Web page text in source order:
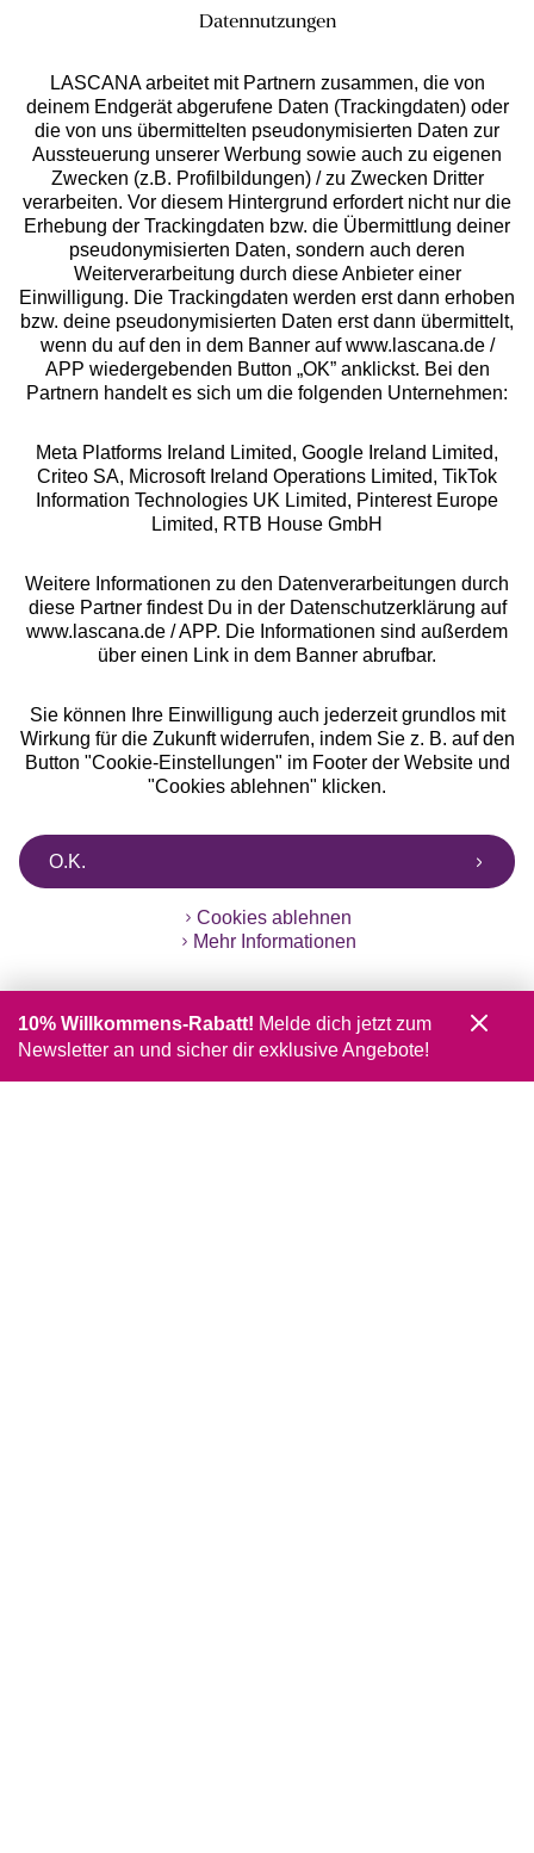
Services
Beratung
Über uns
Rechtliches
Alle Preise inkl. MwSt., zzgl.
Versandkosten
** Bonität vorausgesetzt, berechtigt zur Bonitätsprüfung
Datennutzungen
LASCANA arbeitet mit Partnern zusammen, die von
deinem Endgerät abgerufene Daten (Trackingdaten) oder
die von uns übermittelten pseudonymisierten Daten zur
Aussteuerung unserer Werbung sowie auch zu eigenen
Zwecken (z.B. Profilbildungen) / zu Zwecken Dritter
verarbeiten. Vor diesem Hintergrund erfordert nicht nur die
Erhebung der Trackingdaten bzw. die Übermittlung deiner
pseudonymisierten Daten, sondern auch deren
Weiterverarbeitung durch diese Anbieter einer
Einwilligung. Die Trackingdaten werden erst dann erhoben
bzw. deine pseudonymisierten Daten erst dann übermittelt,
wenn du auf den in dem Banner auf www.lascana.de /
APP wiedergebenden Button „OK” anklickst. Bei den
Partnern handelt es sich um die folgenden Unternehmen:
Meta Platforms Ireland Limited, Google Ireland Limited,
Criteo SA, Microsoft Ireland Operations Limited, TikTok
Information Technologies UK Limited, Pinterest Europe
Limited, RTB House GmbH
Weitere Informationen zu den Datenverarbeitungen durch
diese Partner findest Du in der Datenschutzerklärung auf
www.lascana.de / APP. Die Informationen sind außerdem
über einen Link in dem Banner abrufbar.
Sie können Ihre Einwilligung auch jederzeit grundlos mit
Wirkung für die Zukunft widerrufen, indem Sie z. B. auf den
Button "Cookie-Einstellungen" im Footer der Website und
"Cookies ablehnen" klicken.
O.K.
Cookies ablehnen
Mehr Informationen
10% Willkommens-Rabatt! Melde dich jetzt zum
Newsletter an und sicher dir exklusive Angebote!